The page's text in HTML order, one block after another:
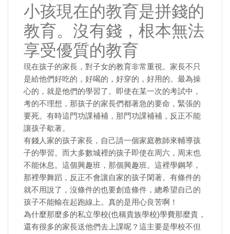
小孩現在的教育是拼錢的
教育。沒有錢，根本無法
享受優質的教育
現在孩子的家長，對子女的教育非常重視。家長不只
是給他們好吃的，好喝的，好穿的，好用的。最為操
心的，就是他們的學習了。即使在某一次的考試中，
考的不理想，那孩子的家長們都著急的要命，緊張的
要死。有時這門功課補補，那門功課補補，反正不能
讓孩子歇著。
有錢人家的孩子家長，自己請一個家庭教師來輔導孩
子的學習。而大多數城裡的孩子即使在周六，周末也
不能休息。這個興趣班，那個興趣班。這裡學鋼琴，
那裡學舞蹈，反正不會讓自家的孩子閑著。有條件的
就不用說了，沒條件的也要創造條件，總希望自己的
孩子不能輸在起跑線上。真的是用心良苦啊！
為什麼那麼多的私立學校(也稱貴族學校)學費那麼貴，
還有很多的家長送他們去上課呢？這主要是學校不但